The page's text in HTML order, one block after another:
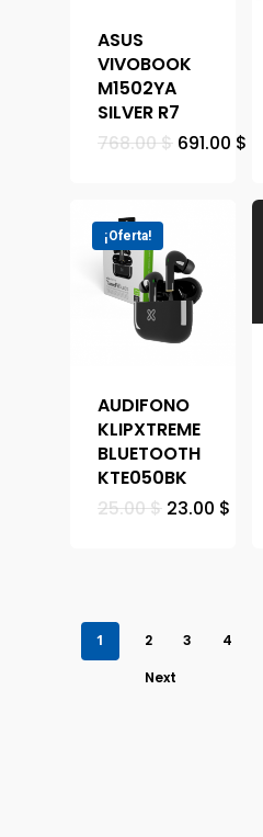
ASUS
VIVOBOOK
M1502YA
SILVER R7
768.00$ 691.00 $
¡Oferta!
AUDIFONO
KLIPXTREME
BLUETOOTH
KTE050BK
25.00$ 23.00 $
1 2 3 4
Next